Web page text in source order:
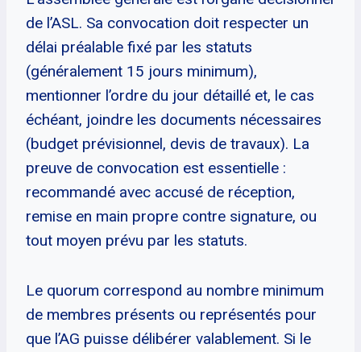
de l’ASL. Sa convocation doit respecter un
délai préalable fixé par les statuts
(généralement 15 jours minimum),
mentionner l’ordre du jour détaillé et, le cas
échéant, joindre les documents nécessaires
(budget prévisionnel, devis de travaux). La
preuve de convocation est essentielle :
recommandé avec accusé de réception,
remise en main propre contre signature, ou
tout moyen prévu par les statuts.
Le quorum correspond au nombre minimum
de membres présents ou représentés pour
que l’AG puisse délibérer valablement. Si le